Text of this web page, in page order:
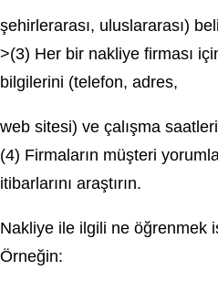
şehirlerarası, uluslararası)
>(3) Her bir nakliye firması
bilgilerini (telefon, adres,
web sitesi) ve çalışma
(4) Firmaların müşteri
itibarlarını araştırın.
Nakliye ile ilgili ne öğrenmek
Örneğin: